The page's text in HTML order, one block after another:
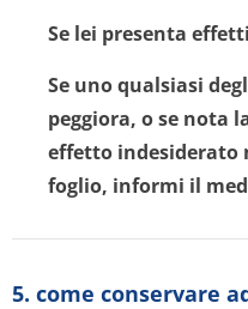
Se lei presenta
Se uno qualsiasi
peggiora, o se nota
effetto indesiderato
foglio, informi il
5. come conservare